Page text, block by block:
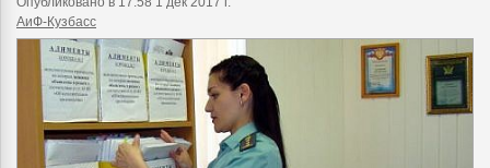
АиФ-Кузбасс